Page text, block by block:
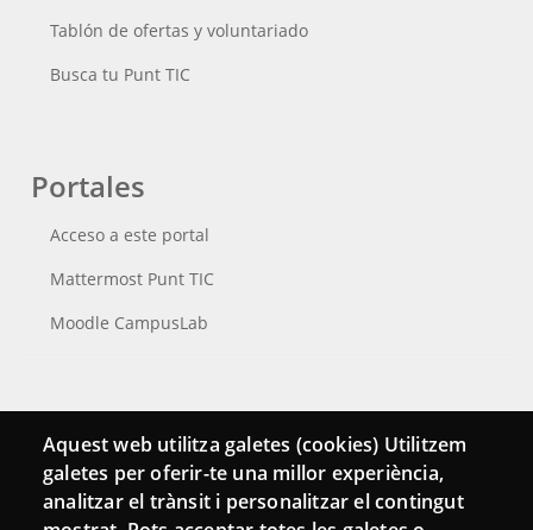
Tablón de ofertas y voluntariado
Busca tu Punt TIC
Portales
Acceso a este portal
Mattermost Punt TIC
Moodle CampusLab
Conecta
Contacto
Aquest web utilitza galetes (cookies) Utilitzem
galetes per oferir-te una millor experiència,
analitzar el trànsit i personalitzar el contingut